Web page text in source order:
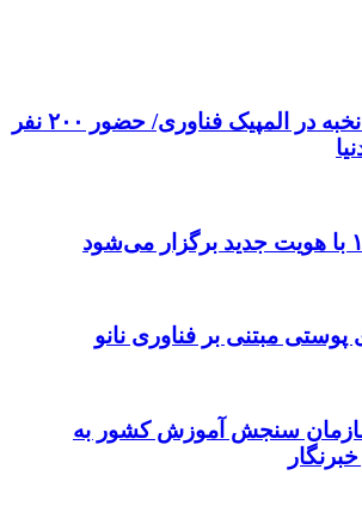
رقابت ۴۷۰۰ نخبه در المپیک فناوری/ حضور ۲۰۰ نفر
پوستی مبتنی بر فناوری نانو
سنجش آموزش کشور به